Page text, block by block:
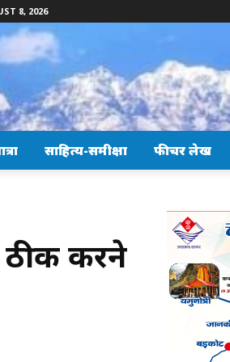
8, 2026
साहित्य-समीक्षा फीचर लेख
ठीक करने